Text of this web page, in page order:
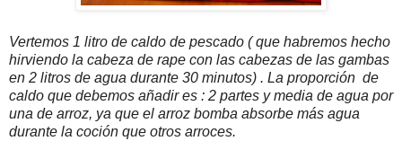
Vertemos 1 litro de caldo de pescado ( que habremos hecho
hirviendo la cabeza de rape con las cabezas de las gambas
en 2 litros de agua durante 30 minutos) . La proporción de
caldo que debemos añadir es : 2 partes y media de agua por
una de arroz, ya que el arroz bomba absorbe más agua
durante la coción que otros arroces.